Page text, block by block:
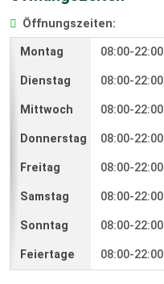
Öffnungszeiten:
08:00-22:00
08:00-22:00
08:00-22:00
08:00-22:00
08:00-22:00
08:00-22:00
08:00-22:00
08:00-22:00